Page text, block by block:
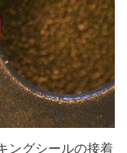
ングシールの接着